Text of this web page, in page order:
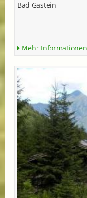
Bad Gastein
Mehr Informationen